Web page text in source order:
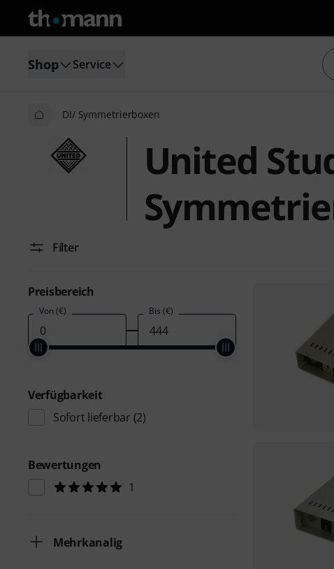
Shop Service
DI/ Symmetrierboxen
United
Filter
Preisbereich
Von (€) Bis (€)
Verfügbarkeit
Sofort lieferbar (2)
Bewertungen
1
Mehrkanalig